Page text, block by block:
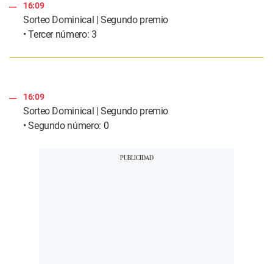
16:09
Sorteo Dominical | Segundo premio
• Tercer número: 3
16:09
Sorteo Dominical | Segundo premio
• Segundo número: 0